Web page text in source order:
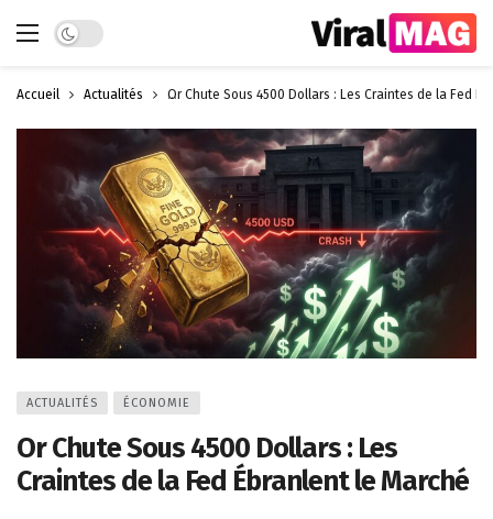
Dark mode
Accueil Actualités Or Chute Sous 4500 Dollars : Les Craintes de la Fed
ACTUALITÉS ÉCONOMIE
Or Chute Sous 4500 Dollars : Les
Craintes de la Fed Ébranlent le Marché